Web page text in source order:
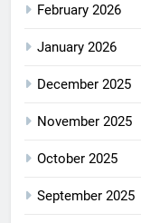
February 2026
January 2026
December 2025
November 2025
October 2025
September 2025